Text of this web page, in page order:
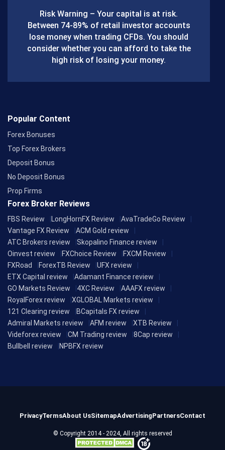
o
o
k
Risk Warning – Your capital is at risk.
Between 74-89% of retail investor accounts
lose money when trading CFDs. You should
consider whether you can afford to take the
high risk of losing your money.
Popular Content
Forex Bonuses
Top Forex Brokers
Deposit Bonus
No Deposit Bonus
Prop Firms
Forex Broker Reviews
FBS Review LongHornFX Review
AvaTradeGo Review
Vantage FX Review
ACM Gold review
ATC Brokers review
Skopalino Finance review
Oinvest review
FXChoice Review
FXCM Review
FXRoad
ForexTB Review
UFX review
ETX Capital review
Adamant Finance review
GO Markets Review
4XC Review
AAAFX review
RoyalForex review
XGLOBAL Markets review
121 Clearing review
BCapitals FX review
Admiral Markets review
AFM review
XTB Review
Videforex review
CM Trading review
8Cap review
Bullbell review
NPBFX review
© Copyright 2014 - 2024, All rights reserved
PrivacyTermsAbout UsSitemapAdvertisingPartnersContact